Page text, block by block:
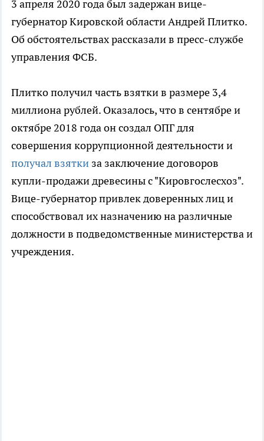
3 апреля 2020 года был задержан вице-
губернатор Кировской области Андрей Плитко.
Об обстоятельствах рассказали в пресс-службе
управления ФСБ.
Плитко получил часть взятки в размере 3,4
миллиона рублей. Оказалось, что в сентябре и
октябре 2018 года он создал ОПГ для
совершения коррупционной деятельности и
получал взятки за заключение договоров
купли-продажи древесины с "Кировгослесхоз".
Вице-губернатор привлек доверенных лиц и
способствовал их назначению на различные
должности в подведомственные министерства и
учреждения.